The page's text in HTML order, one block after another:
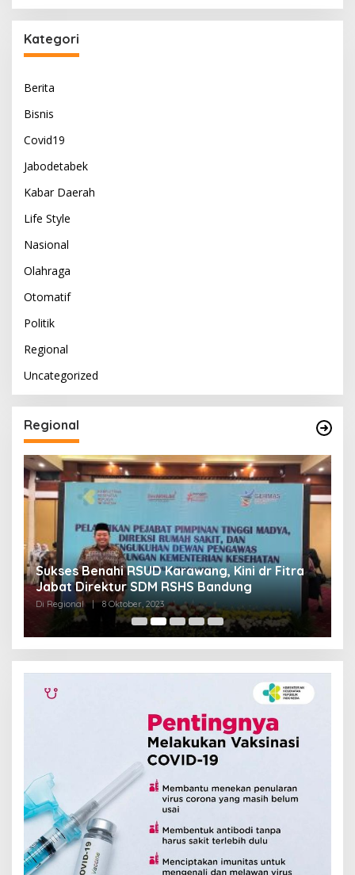
Kategori
Berita
Bisnis
Covid19
Jabodetabek
Kabar Daerah
Life Style
Nasional
Olahraga
Otomatif
Politik
Regional
Uncategorized
Regional
Sukses Benahi RSUD Karawang, Kini dr Fitra
Jabat Direktur SDM RSHS Bandung
Di Regional | 8 Oktober, 2023